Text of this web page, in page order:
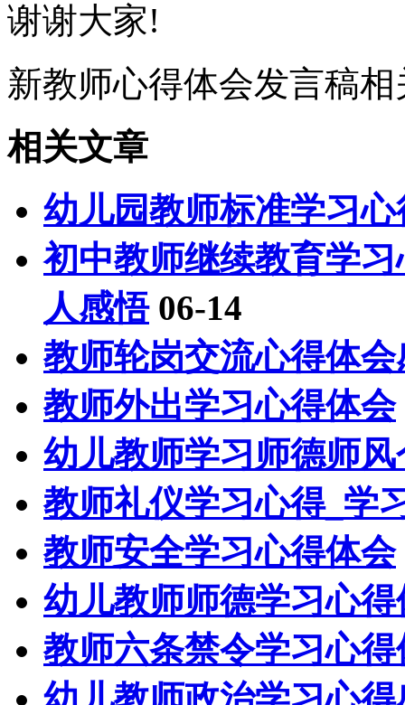
谢谢大家!
新教师心得体会发言稿相
相关文章
幼儿园教师标准学习
初中教师继续教育学
人感悟 06-14
教师轮岗交流心得体会
教师外出学习心得体会
幼儿教师学习师德师
教师礼仪学习心得_学
教师安全学习心得体会
幼儿教师师德学习心得
教师六条禁令学习心得